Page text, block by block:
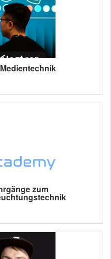
zum